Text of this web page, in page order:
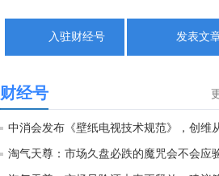
入驻财经号 发表文
财经号
淘气天尊：市场久盘必跌的魔咒会不会应